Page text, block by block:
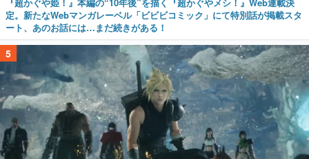
定。新たなWebマンガレーベル「ビビビコミック」にて特別話が掲載スタ
ート、あのお話には…まだ続きがある！
5